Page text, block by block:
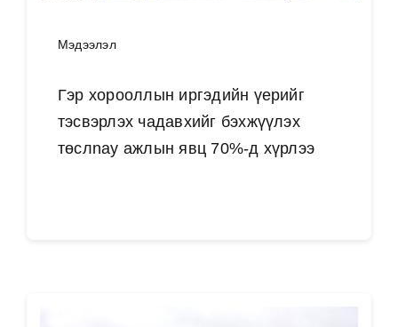
Мэдээлэл
Гэр хорооллын иргэдийн үерийг
тэсвэрлэх чадавхийг бэхжүүлэх
төслnay ажлын явц 70%-д хүрлээ